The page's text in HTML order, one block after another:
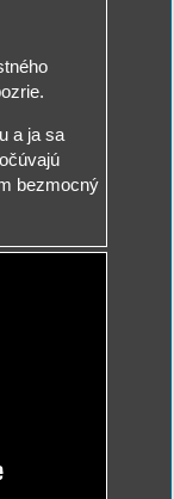
a ja sa
bezmocný